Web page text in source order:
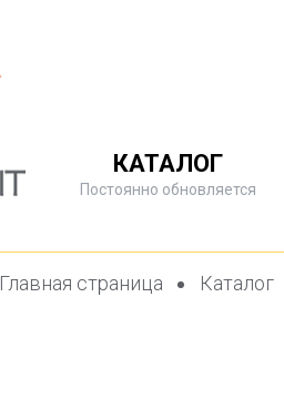
КАТАЛОГ
Постоянно обновляется
Главная страница Каталог